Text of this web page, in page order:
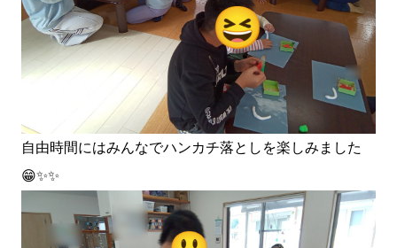
自由時間にはみんなでハンカチ落としを楽しみました
😁✨✨